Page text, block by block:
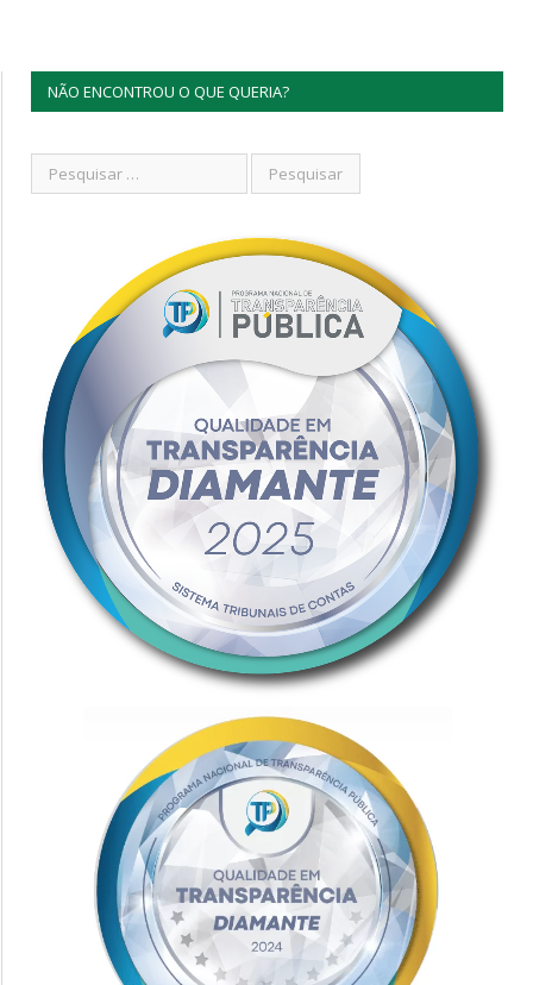
NÃO ENCONTROU O QUE QUERIA?